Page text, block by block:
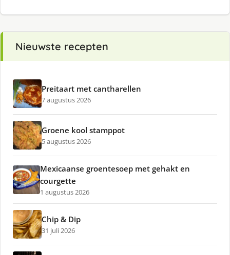
Nieuwste recepten
Preitaart met cantharellen
7 augustus 2026
Groene kool stamppot
5 augustus 2026
Mexicaanse groentesoep met gehakt en
courgette
1 augustus 2026
Chip & Dip
31 juli 2026